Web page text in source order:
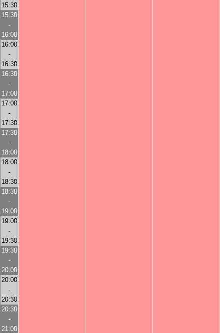
15:30
15:30
-
16:00
16:00
-
16:30
16:30
-
17:00
17:00
-
17:30
17:30
-
18:00
18:00
-
18:30
18:30
-
19:00
19:00
-
19:30
19:30
-
20:00
20:00
-
20:30
20:30
-
21:00